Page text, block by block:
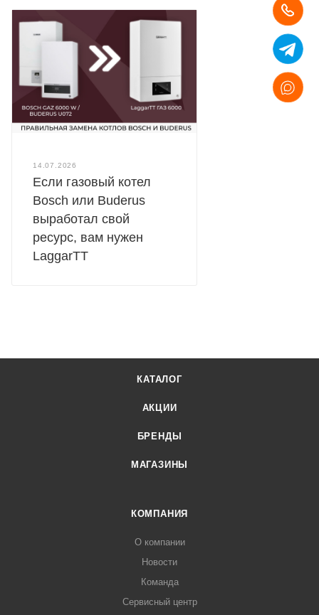
14.07.2026
Если газовый котел
Bosch или Buderus
выработал свой
ресурс, вам нужен
LaggarTT
КАТАЛОГ
АКЦИИ
БРЕНДЫ
МАГАЗИНЫ
КОМПАНИЯ
О компании
Новости
Команда
Сервисный центр